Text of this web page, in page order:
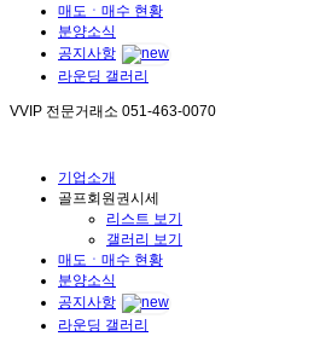
매도ㆍ매수 현황
분양소식
공지사항
라운딩 갤러리
VVIP 전문거래소 051-463-0070
기업소개
골프회원권시세
리스트 보기
갤러리 보기
매도ㆍ매수 현황
분양소식
공지사항
라운딩 갤러리